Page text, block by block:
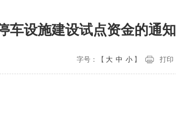
车设施建设试点资金的通知
字号：【 大 中 小 】 打印